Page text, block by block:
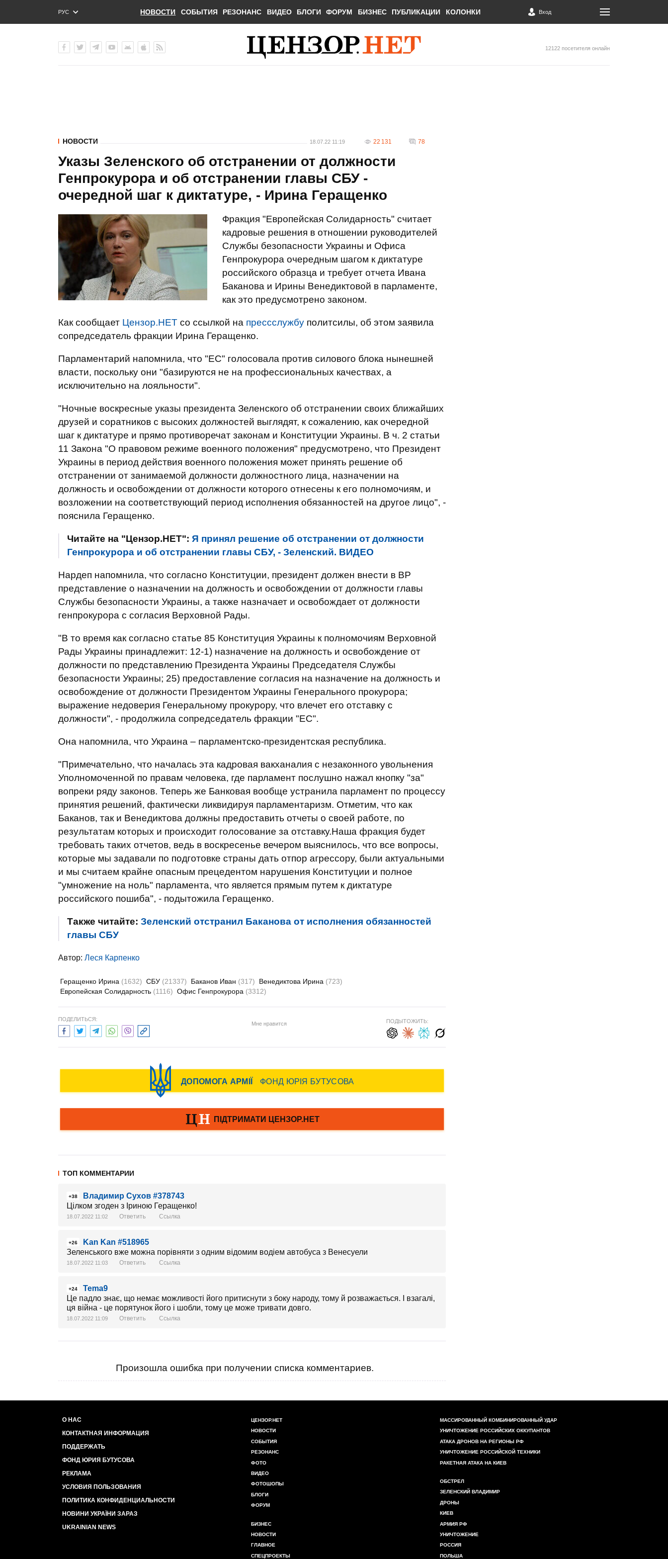
РУС
ENG
НОВОСТИ СОБЫТИЯ РЕЗОНАНС ВИДЕО БЛОГИ ФОРУМ БИЗНЕС ПУБЛИКАЦИИ КОЛОНКИ Вход
12122 посетителя онлайн
НОВОСТИ 18.07.22 11:19 22 131 78
Указы Зеленского об отстранении от должности
Генпрокурора и об отстранении главы СБУ -
очередной шаг к диктатуре, - Ирина Геращенко
Фракция "Европейская Солидарность" считает
кадровые решения в отношении руководителей
Службы безопасности Украины и Офиса
Генпрокурора очередным шагом к диктатуре
российского образца и требует отчета Ивана
Баканова и Ирины Венедиктовой в парламенте,
как это предусмотрено законом.
Как сообщает Цензор.НЕТ со ссылкой на прессслужбу политсилы, об этом заявила
сопредседатель фракции Ирина Геращенко.
Парламентарий напомнила, что "ЕС" голосовала против силового блока нынешней
власти, поскольку они "базируются не на профессиональных качествах, а
исключительно на лояльности".
"Ночные воскресные указы президента Зеленского об отстранении своих ближайших
друзей и соратников с высоких должностей выглядят, к сожалению, как очередной
шаг к диктатуре и прямо противоречат законам и Конституции Украины. В ч. 2 статьи
11 Закона "О правовом режиме военного положения" предусмотрено, что Президент
Украины в период действия военного положения может принять решение об
отстранении от занимаемой должности должностного лица, назначении на
должность и освобождении от должности которого отнесены к его полномочиям, и
возложении на соответствующий период исполнения обязанностей на другое лицо", -
пояснила Геращенко.
Читайте на "Цензор.НЕТ": Я принял решение об отстранении от должности
Генпрокурора и об отстранении главы СБУ, - Зеленский. ВИДЕО
Нардеп напомнила, что согласно Конституции, президент должен внести в ВР
представление о назначении на должность и освобождении от должности главы
Службы безопасности Украины, а также назначает и освобождает от должности
генпрокурора с согласия Верховной Рады.
"В то время как согласно статье 85 Конституция Украины к полномочиям Верховной
Рады Украины принадлежит: 12-1) назначение на должность и освобождение от
должности по представлению Президента Украины Председателя Службы
безопасности Украины; 25) предоставление согласия на назначение на должность и
освобождение от должности Президентом Украины Генерального прокурора;
выражение недоверия Генеральному прокурору, что влечет его отставку с
должности", - продолжила сопредседатель фракции "ЕС".
Она напомнила, что Украина – парламентско-президентская республика.
"Примечательно, что началась эта кадровая вакханалия с незаконного увольнения
Уполномоченной по правам человека, где парламент послушно нажал кнопку "за"
вопреки ряду законов. Теперь же Банковая вообще устранила парламент по процессу
принятия решений, фактически ликвидируя парламентаризм. Отметим, что как
Баканов, так и Венедиктова должны предоставить отчеты о своей работе, по
результатам которых и происходит голосование за отставку.Наша фракция будет
требовать таких отчетов, ведь в воскресенье вечером выяснилось, что все вопросы,
которые мы задавали по подготовке страны дать отпор агрессору, были актуальными
и мы считаем крайне опасным прецедентом нарушения Конституции и полное
"умножение на ноль" парламента, что является прямым путем к диктатуре
российского пошиба", - подытожила Геращенко.
Также читайте: Зеленский отстранил Баканова от исполнения обязанностей
главы СБУ
Автор: Леся Карпенко
Геращенко Ирина (1632) СБУ (21337) Баканов Иван (317) Венедиктова Ирина (723)
Европейская Солидарность (1116) Офис Генпрокурора (3312)
ПОДЕЛИТЬСЯ:
Мне нравится ПОДЫТОЖИТЬ:
ТОП КОММЕНТАРИИ
+38
Владимир Сухов #378743
Цілком згоден з Іриною Геращенко!
18.07.2022 11:02 Ответить Ссылка
+26
Kan Kan #518965
Зеленського вже можна порівняти з одним відомим водіем автобуса з Венесуели
18.07.2022 11:03 Ответить Ссылка
+24
Tema9
Це падло знає, що немає можливості його притиснути з боку народу, тому й розважається. І взагалі,
ця війна - це порятунок його і шобли, тому це може тривати довго.
18.07.2022 11:09 Ответить Ссылка
Произошла ошибка при получении списка комментариев.
О НАС
КОНТАКТНАЯ ИНФОРМАЦИЯ
ПОДДЕРЖАТЬ
ФОНД ЮРИЯ БУТУСОВА
РЕКЛАМА
УСЛОВИЯ ПОЛЬЗОВАНИЯ
ПОЛИТИКА КОНФИДЕНЦИАЛЬНОСТИ
НОВИНИ УКРАЇНИ ЗАРАЗ
UKRAINIAN NEWS
ЦЕНЗОР.НЕТ
НОВОСТИ
СОБЫТИЯ
РЕЗОНАНС
ФОТО
ВИДЕО
ФОТОШОПЫ
БЛОГИ
ФОРУМ
БИЗНЕС
НОВОСТИ
ГЛАВНОЕ
СПЕЦПРОЕКТЫ
МАССИРОВАННЫЙ КОМБИНИРОВАННЫЙ УДАР
УНИЧТОЖЕНИЕ РОССИЙСКИХ ОККУПАНТОВ
АТАКА ДРОНОВ НА РЕГИОНЫ РФ
УНИЧТОЖЕНИЕ РОССИЙСКОЙ ТЕХНИКИ
РАКЕТНАЯ АТАКА НА КИЕВ
ОБСТРЕЛ
ЗЕЛЕНСКИЙ ВЛАДИМИР
ДРОНЫ
КИЕВ
АРМИЯ РФ
УНИЧТОЖЕНИЕ
РОССИЯ
ПОЛЬША